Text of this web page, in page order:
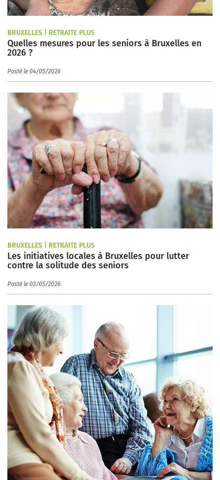
BRUXELLES | RETRAITE PLUS
Quelles mesures pour les seniors à Bruxelles en
2026 ?
Posté le 04/05/2026
BRUXELLES | RETRAITE PLUS
Les initiatives locales à Bruxelles pour lutter
contre la solitude des seniors
Posté le 03/05/2026